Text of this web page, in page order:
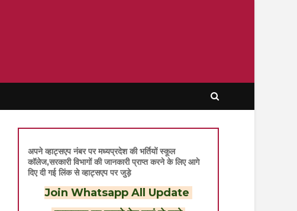
अपने व्हाट्सएप नंबर पर मध्यप्रदेश की भर्तियों स्कूल
कॉलेज,सरकारी विभागों की जानकारी प्राप्त करने के लिए आगे
दिए दी गई लिंक से व्हाट्सएप पर जुड़े
Join Whatsapp All Update